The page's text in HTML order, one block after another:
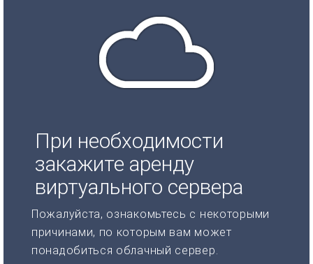
При необходимости
закажите аренду
виртуального сервера
Пожалуйста, ознакомьтесь с некоторыми
причинами, по которым вам может
понадобиться облачный сервер.